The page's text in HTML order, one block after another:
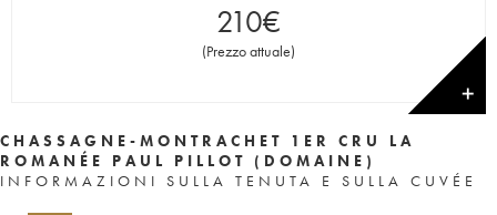
210€
(Prezzo attuale)
✕
CHASSAGNE-MONTRACHET 1ER CRU LA
ROMANÉE PAUL PILLOT (DOMAINE)
INFORMAZIONI SULLA TENUTA E SULLA CUVÉE